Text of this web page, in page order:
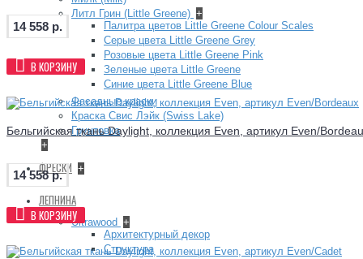
Литл Грин (Little Greene) +
Палитра цветов Little Greene Colour Scales
Серые цвета Little Greene Grey
Розовые цвета Little Greene Pink
Зеленые цвета Little Greene
Синие цвета Little Greene Blue
Фасадные краски
Краска Свис Лэйк (Swiss Lake)
Грунтовка
+
ФРЕСКИ +
ЛЕПНИНА
Ultrawood +
Архитектурный декор
Структура
14 558 р.
В КОРЗИНУ
Бельгийская ткань Daylight, коллекция Even, артикул Even/
14 558 р.
В КОРЗИНУ